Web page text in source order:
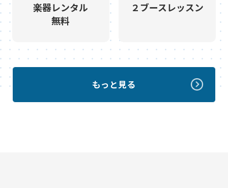
楽器レンタル
無料
２ブースレッスン
もっと見る